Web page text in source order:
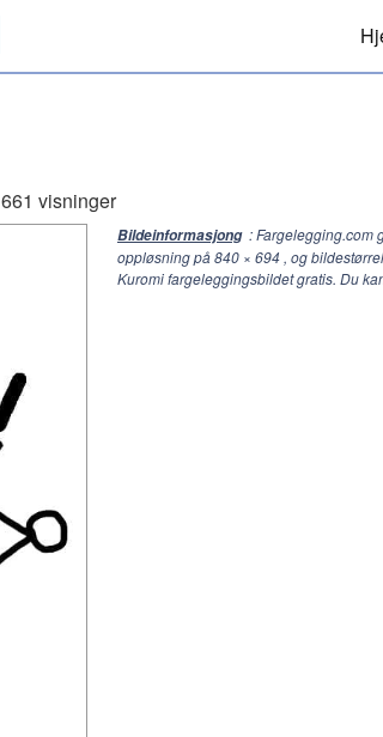
661 visninger
Bildeinformasjong : Fargelegging.com
oppløsning på840 × 694 , og
Kuromi fargeleggingsbildet gratis. Du